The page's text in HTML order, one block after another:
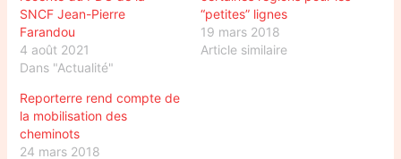
SNCF Jean-Pierre
Farandou
4 août 2021
Dans "Actualité"
“petites” lignes
19 mars 2018
Article similaire
Reporterre rend compte de
la mobilisation des
cheminots
24 mars 2018